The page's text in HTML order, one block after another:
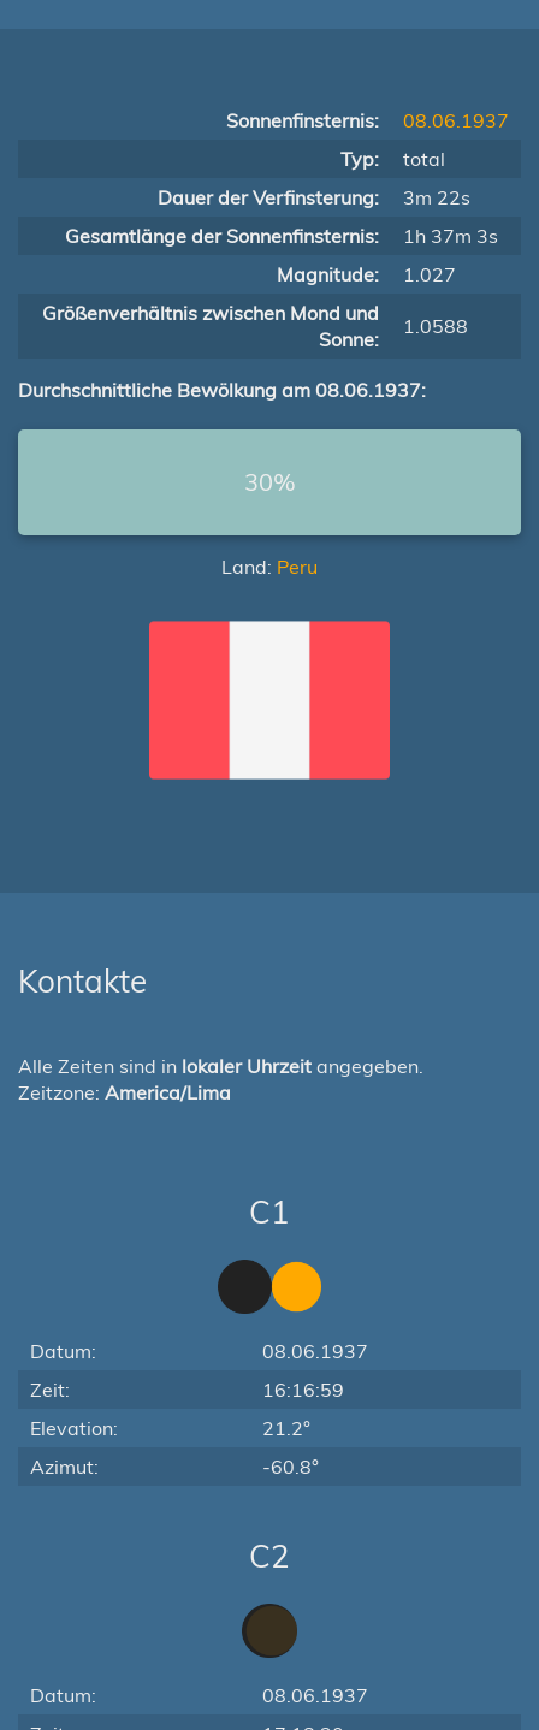
Sonnenfinsternis:
08.06.1937
Typ:
total
Dauer der Verfinsterung:
3m 22s
Gesamtlänge der Sonnenfinsternis:
1h 37m 3s
Magnitude:
1.027
Größenverhältnis zwischen Mond und
Sonne:
1.0588
Durchschnittliche Bewölkung am 08.06.1937:
30%
Land: Peru
Kontakte
Alle Zeiten sind in lokaler Uhrzeit angegeben.
Zeitzone: America/Lima
C1
Datum:
08.06.1937
Zeit:
16:16:59
Elevation:
21.2°
Azimut:
-60.8°
C2
Datum:
08.06.1937